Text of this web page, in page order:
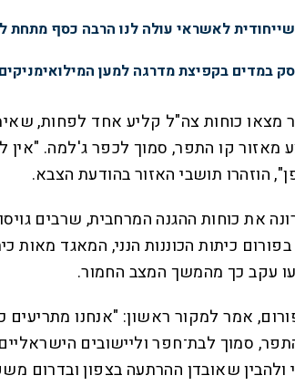
לאשראי עולה לנו הרבה כסף מתחת
במדים בקפיצת מדרגה למען
מצאו כוחות צה"ל קליע אחד לפחות,
מאזור קו התפר, סמוך לכפר ג'למה. "אין
הוזהרו תושבי האזור בהודעת הצבא.
את כוחות ההגנה המרחבית, שרבים
כיתות הכוננות הנני, המאגד מאות
עקב כך מהמשך המצב החמור.
אמר למקור ראשון: "אנחנו
סמוך לבת־חפר וליישובים
ולהבין שאובדן ההרתעה בצפון ובדרום